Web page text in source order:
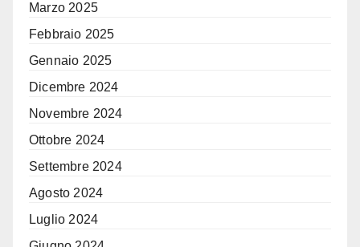
Marzo 2025
Febbraio 2025
Gennaio 2025
Dicembre 2024
Novembre 2024
Ottobre 2024
Settembre 2024
Agosto 2024
Luglio 2024